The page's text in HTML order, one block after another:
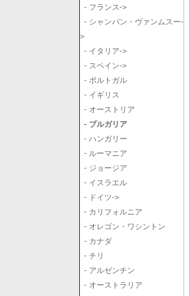
- フランス->
- シャンパン・ヴァンムスー-
>
- イタリア->
- スペイン->
- ポルトガル
- イギリス
- オーストリア
- ブルガリア
- ハンガリー
- ルーマニア
- ジョージア
- イスラエル
- ドイツ->
- カリフォルニア
- オレゴン・ワシントン
- カナダ
- チリ
- アルゼンチン
- オーストラリア